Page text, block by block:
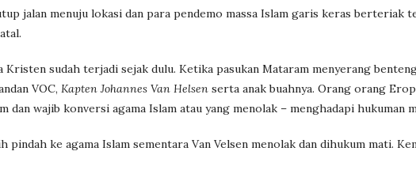
jalan menuju lokasi dan para pendemo massa Islam garis keras berteriak
Kristen sudah terjadi sejak dulu. Ketika pasukan Mataram menyerang
VOC, Kapten Johannes Van Helsen serta anak buahnya. Orang orang
dan wajib konversi agama Islam atau yang menolak – menghadapi hukuman
ke agama Islam sementara Van Velsen menolak dan dihukum mati.